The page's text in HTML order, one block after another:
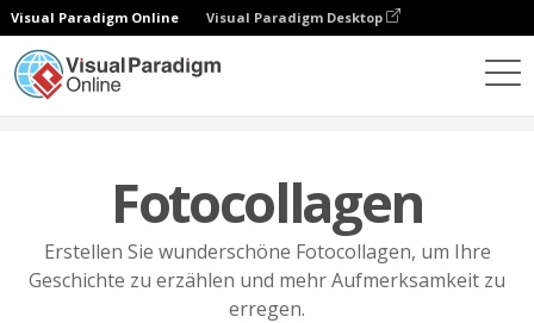
Visual Paradigm Online Visual Paradigm Desktop
Fotocollagen
Erstellen Sie wunderschöne Fotocollagen, um Ihre
Geschichte zu erzählen und mehr Aufmerksamkeit zu
erregen.